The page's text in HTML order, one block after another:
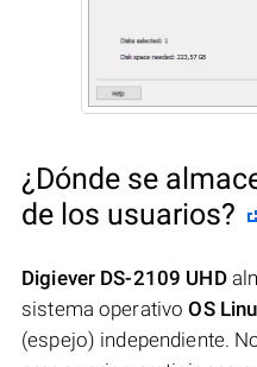
¿Dónde se
de los usuarios?
Digiever DS-2109 UHD
sistema operativoOS
(espejo) independiente.